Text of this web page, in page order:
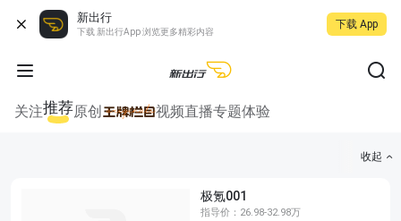
新出行
下载 新出行App 浏览更多精彩内容
下载 App
关注推荐原创 视频直播专题体验
收起
极氪001
指导价：26.98-32.98万